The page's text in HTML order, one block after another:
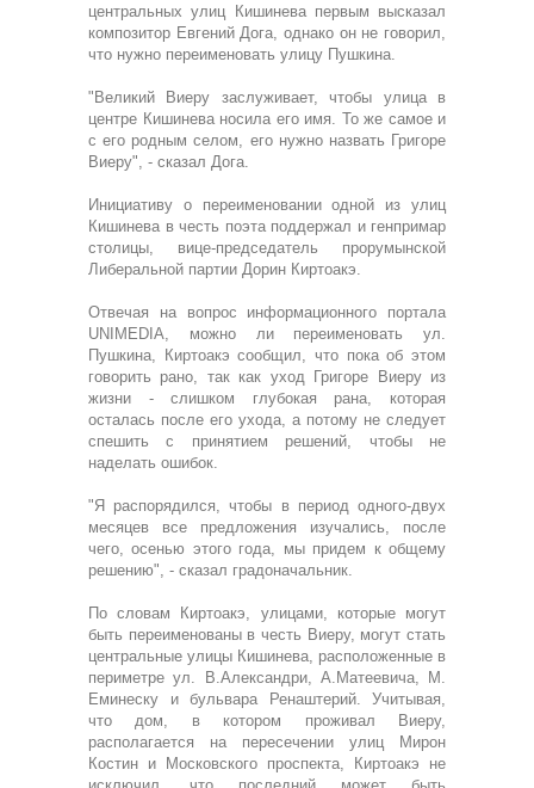
центральных улиц Кишинева первым высказал
композитор Евгений Дога, однако он не говорил,
что нужно переименовать улицу Пушкина.
"Великий Виеру заслуживает, чтобы улица в
центре Кишинева носила его имя. То же самое и
с его родным селом, его нужно назвать Григоре
Виеру", - сказал Дога.
Инициативу о переименовании одной из улиц
Кишинева в честь поэта поддержал и генпримар
столицы, вице-председатель прорумынской
Либеральной партии Дорин Киртоакэ.
Отвечая на вопрос информационного портала
UNIMEDIA, можно ли переименовать ул.
Пушкина, Киртоакэ сообщил, что пока об этом
говорить рано, так как уход Григоре Виеру из
жизни - слишком глубокая рана, которая
осталась после его ухода, а потому не следует
спешить с принятием решений, чтобы не
наделать ошибок.
"Я распорядился, чтобы в период одного-двух
месяцев все предложения изучались, после
чего, осенью этого года, мы придем к общему
решению", - сказал градоначальник.
По словам Киртоакэ, улицами, которые могут
быть переименованы в честь Виеру, могут стать
центральные улицы Кишинева, расположенные в
периметре ул. В.Александри, А.Матеевича, М.
Еминеску и бульвара Ренаштерий. Учитывая,
что дом, в котором проживал Виеру,
располагается на пересечении улиц Мирон
Костин и Московского проспекта, Киртоакэ не